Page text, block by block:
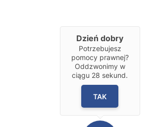
Dzień dobry
Potrzebujesz
pomocy prawnej?
Oddzwonimy w
ciągu 28 sekund.
TAK